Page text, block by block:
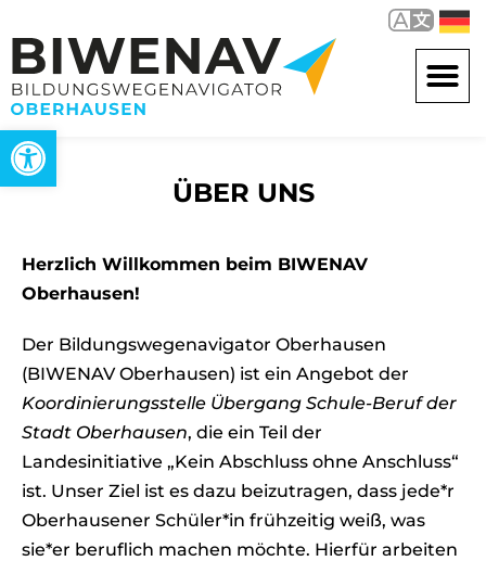
Werkzeugleiste öffnen
ÜBER UNS
Herzlich Willkommen beim BIWENAV
Oberhausen!
Der Bildungswegenavigator Oberhausen
(BIWENAV Oberhausen) ist ein Angebot der
Koordinierungsstelle Übergang Schule-Beruf der
Stadt Oberhausen, die ein Teil der
Landesinitiative „Kein Abschluss ohne Anschluss“
ist. Unser Ziel ist es dazu beizutragen, dass jede*r
Oberhausener Schüler*in frühzeitig weiß, was
sie*er beruflich machen möchte. Hierfür arbeiten